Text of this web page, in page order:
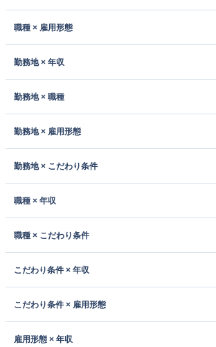
職種 × 雇用形態
勤務地 × 年収
勤務地 × 職種
勤務地 × 雇用形態
勤務地 × こだわり条件
職種 × 年収
職種 × こだわり条件
こだわり条件 × 年収
こだわり条件 × 雇用形態
雇用形態 × 年収